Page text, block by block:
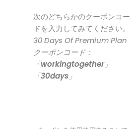
次のどちらかのクーポンコー
ドを入力してみてください。
30 Days Of Premium Plan
クーポンコード：
「workingtogether」
「30days 」